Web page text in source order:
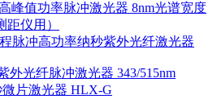
峰值功率脉冲激光器 8nm光谱宽度
距仪用）
脉冲高功率纳秒紫外光纤激光器
外光纤脉冲激光器 343/515nm
微片激光器 HLX-G